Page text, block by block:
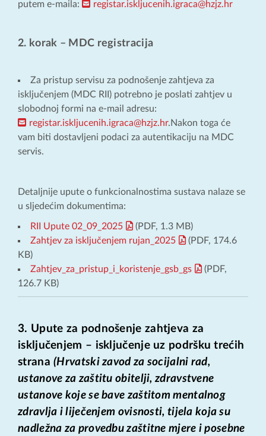
putem e-maila: registar.iskljucenih.igraca@hzjz.hr
2. korak – MDC registracija
Za pristup servisu za podnošenje zahtjeva za
isključenjem (MDC RII) potrebno je poslati zahtjev u
slobodnoj formi na e-mail adresu:
registar.iskljucenih.igraca@hzjz.hr.Nakon toga će
vam biti dostavljeni podaci za autentikaciju na MDC
servis.
Detaljnije upute o funkcionalnostima sustava nalaze se
u sljedećim dokumentima:
RII Upute 02_09_2025
(PDF, 1.3 MB)
Zahtjev za isključenjem rujan_2025
(PDF, 174.6
KB)
Zahtjev_za_pristup_i_koristenje_gsb_gs
(PDF,
126.7 KB)
3. Upute za podnošenje zahtjeva za
isključenjem – isključenje uz podršku trećih
strana(Hrvatski zavod za socijalni rad,
ustanove za zaštitu obitelji, zdravstvene
ustanove koje se bave zaštitom mentalnog
zdravlja i liječenjem ovisnosti, tijela koja su
nadležna za provedbu zaštitne mjere i posebne